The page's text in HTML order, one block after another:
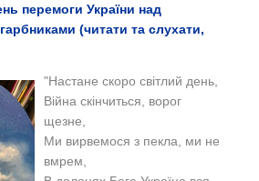
перемоги України над
(читати та слухати,
"Настане скоро світлий день,
Війна скінчиться, ворог
щезне,
Ми вирвемося з пекла, ми не
вмрем,